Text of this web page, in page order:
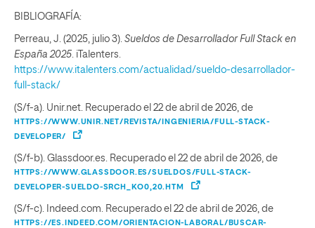
BIBLIOGRAFÍA:
Perreau, J. (2025, julio 3). Sueldos de Desarrollador Full Stack en
España 2025. iTalenters.
https://www.italenters.com/actualidad/sueldo-desarrollador-
full-stack/
(S/f-a). Unir.net. Recuperado el 22 de abril de 2026, de
HTTPS://WWW.UNIR.NET/REVISTA/INGENIERIA/FULL-STACK-
DEVELOPER/
(S/f-b). Glassdoor.es. Recuperado el 22 de abril de 2026, de
HTTPS://WWW.GLASSDOOR.ES/SUELDOS/FULL-STACK-
DEVELOPER-SUELDO-SRCH_KO0,20.HTM
(S/f-c). Indeed.com. Recuperado el 22 de abril de 2026, de
HTTPS://ES.INDEED.COM/ORIENTACION-LABORAL/BUSCAR-